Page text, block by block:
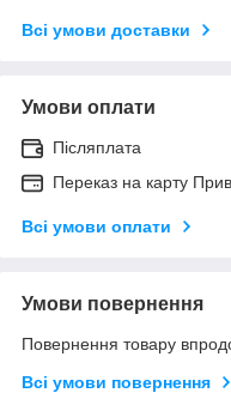
Всі умови доставки
Умови оплати
Післяплата
Переказ на карту
Всі умови оплати
Умови повернення
Повернення товару
Всі умови повернення